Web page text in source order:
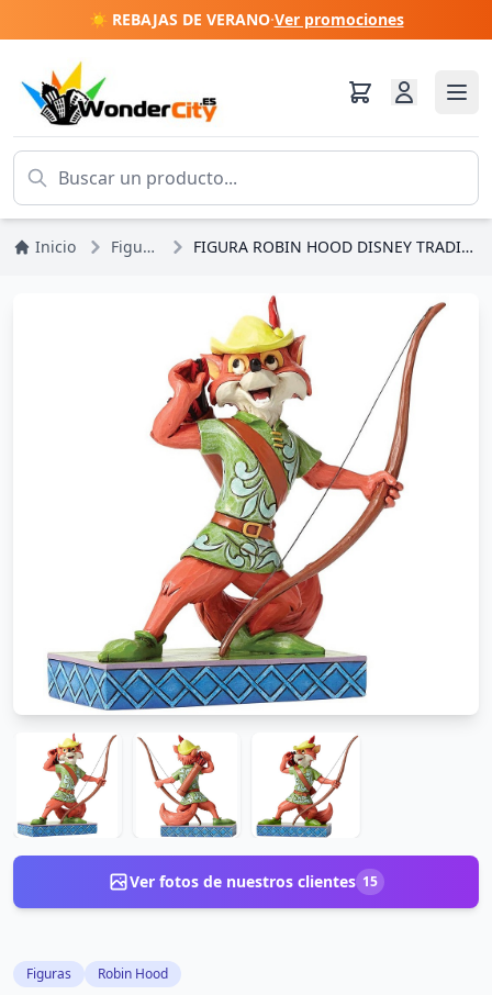
☀️ REBAJAS DE VERANO·Ver promociones
Inicio Figuras FIGURA ROBIN HOOD DISNEY TRADITIONS
Ver fotos de nuestros clientes 15
Figuras Robin Hood